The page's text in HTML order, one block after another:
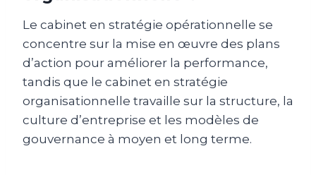
Le cabinet en stratégie opérationnelle se
concentre sur la mise en œuvre des plans
d’action pour améliorer la performance,
tandis que le cabinet en stratégie
organisationnelle travaille sur la structure, la
culture d’entreprise et les modèles de
gouvernance à moyen et long terme.